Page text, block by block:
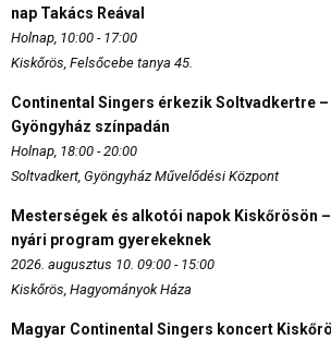
nap Takács Reával
Holnap, 10:00 - 17:00
Kiskőrös, Felsőcebe tanya 45.
Continental Singers érkezik Soltvadkertre –
Gyöngyház színpadán
Holnap, 18:00 - 20:00
Soltvadkert, Gyöngyház Művelődési Központ
Mesterségek és alkotói napok Kiskőrösön
nyári program gyerekeknek
2026. augusztus 10. 09:00 - 15:00
Kiskőrös, Hagyományok Háza
Magyar Continental Singers koncert